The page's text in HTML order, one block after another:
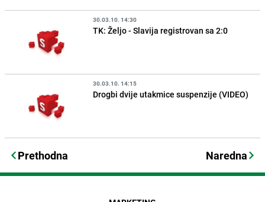
30.03.10. 14:30
TK: Željo - Slavija registrovan sa 2:0
30.03.10. 14:15
Drogbi dvije utakmice suspenzije (VIDEO)
Prethodna Naredna